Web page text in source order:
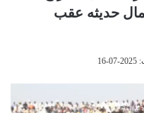
حديثه عقب